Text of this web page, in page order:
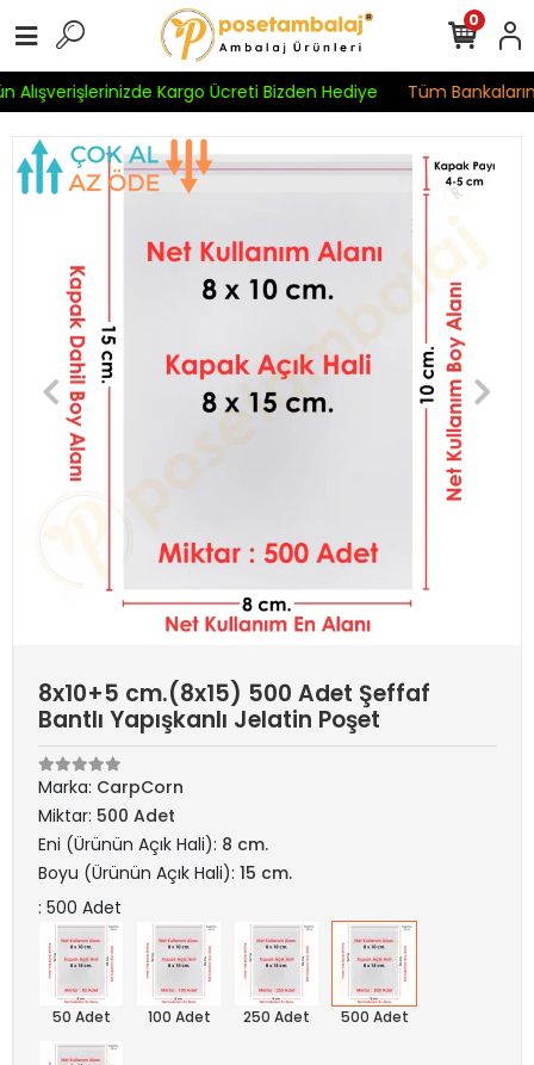
Alışverişlerinizde Kargo Ücreti Bizden Hediye Tüm
0
8x10+5 cm.(8x15) 500 Adet Şeffaf
Bantlı Yapışkanlı Jelatin Poşet
Marka: CarpCorn
Miktar: 500 Adet
Eni (Ürünün Açık Hali): 8 cm.
Boyu (Ürünün Açık Hali): 15 cm.
: 500 Adet
50 Adet 100 Adet 250 Adet 500 Adet